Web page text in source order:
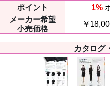
ポイント 1%
メーカー希望
小売価格
￥
カタログ